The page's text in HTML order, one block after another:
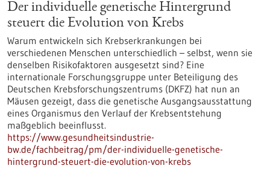
Der individuelle genetische Hintergrund
steuert die Evolution von Krebs
Warum entwickeln sich Krebserkrankungen bei
verschiedenen Menschen unterschiedlich – selbst, wenn sie
denselben Risikofaktoren ausgesetzt sind? Eine
internationale Forschungsgruppe unter Beteiligung des
Deutschen Krebsforschungszentrums (DKFZ) hat nun an
Mäusen gezeigt, dass die genetische Ausgangsausstattung
eines Organismus den Verlauf der Krebsentstehung
maßgeblich beeinflusst.
https://www.gesundheitsindustrie-
bw.de/fachbeitrag/pm/der-individuelle-genetische-
hintergrund-steuert-die-evolution-von-krebs